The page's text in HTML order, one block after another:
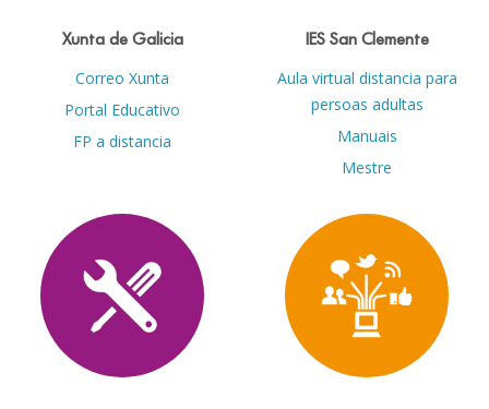
Xunta de Galicia
Correo Xunta
Portal Educativo
FP a distancia
IES San Clemente
Aula virtual distancia para
persoas adultas
Manuais
Mestre